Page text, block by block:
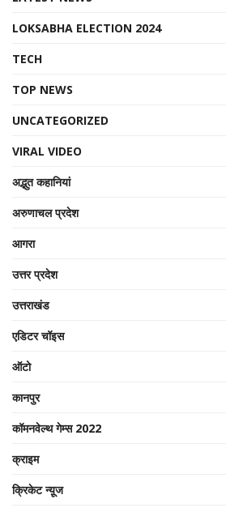
LOKSABHA ELECTION 2024
TECH
TOP NEWS
UNCATEGORIZED
VIRAL VIDEO
अद्भुत कहानियां
अरुणाचल प्रदेश
आगरा
उत्तर प्रदेश
उत्तराखंड
एडिटर चॉइस
ऑटो
कानपुर
कॉमनवेल्थ गेम्स 2022
क्राइम
क्रिकेट न्यू़ज